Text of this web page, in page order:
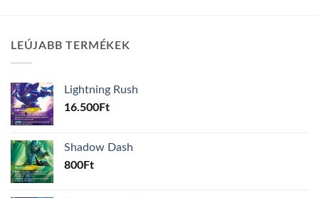
LEÚJABB TERMÉKEK
Lightning Rush
16.500Ft
Shadow Dash
800Ft